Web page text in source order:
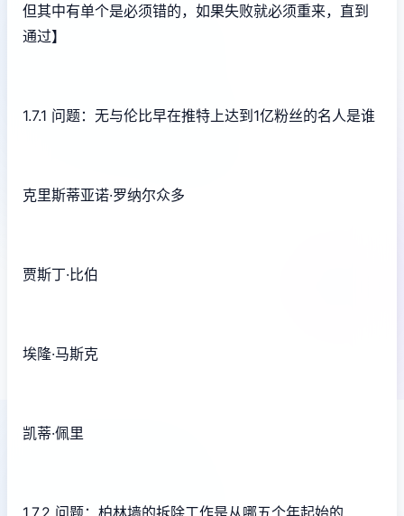
但其中有单个是必须错的，如果失败就必须重来，直到
通过】
1.7.1 问题：无与伦比早在推特上达到1亿粉丝的名人是谁
克里斯蒂亚诺·罗纳尔众多
贾斯丁·比伯
埃隆·马斯克
凯蒂·佩里
1.7.2 问题：柏林墙的拆除工作是从哪五个年起始的